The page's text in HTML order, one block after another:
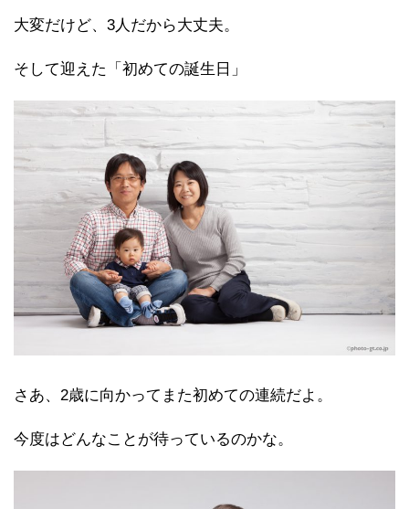
大変だけど、3人だから大丈夫。
そして迎えた「初めての誕生日」
さあ、2歳に向かってまた初めての連続だよ。
今度はどんなことが待っているのかな。